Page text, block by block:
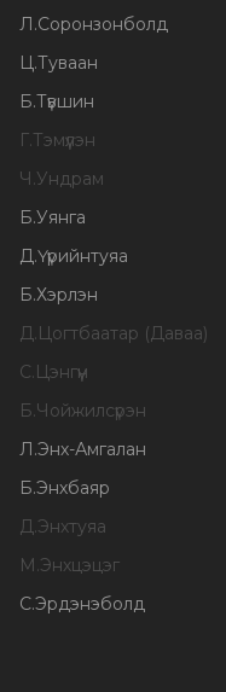
Л.Соронзонболд
Ц.Туваан
Б.Түвшин
Г.Тэмүүлэн
Ч.Ундрам
Б.Уянга
Д.Үүрийнтуяа
Б.Хэрлэн
Д.Цогтбаатар (Даваа)
С.Цэнгүүн
Б.Чойжилсүрэн
Л.Энх-Амгалан
Б.Энхбаяр
Д.Энхтуяа
М.Энхцэцэг
С.Эрдэнэболд